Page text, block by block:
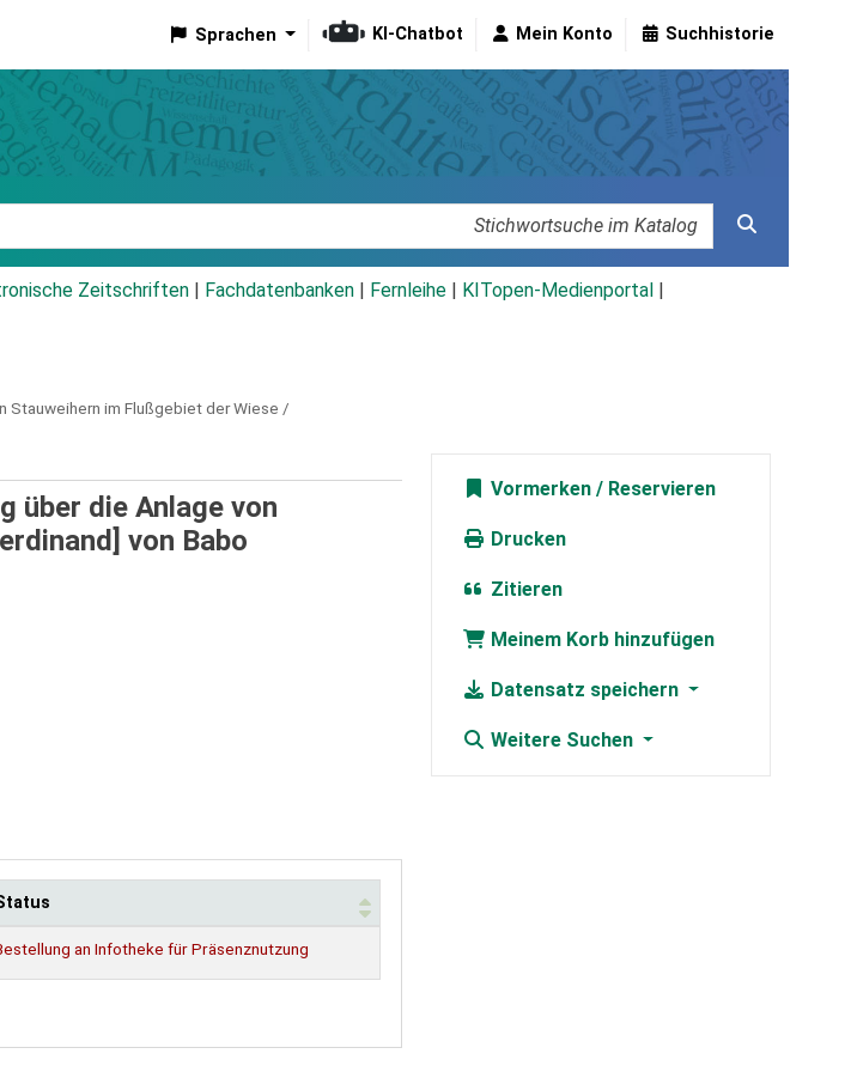
Sprachen KI-Chatbot Mein Konto Suchhistorie
Zeitschriften Fachdatenbanken Fernleihe KITopen-Medienportal
Stauweihern im Flußgebiet der Wiese /
über die Anlage von
von Babo
an Infotheke für Präsenznutzung
Vormerken
Drucken
Zitieren
Meinem Korb hinzufügen
Datensatz speichern
Weitere Suchen